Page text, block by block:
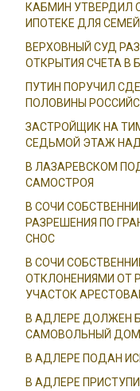
КАБМИН УТВЕРДИЛ
ИПОТЕКЕ ДЛЯ
ВЕРХОВНЫЙ СУД
ОТКРЫТИЯ СЧЕТА В
ПУТИН ПОРУЧИЛ
ПОЛОВИНЫ
ЗАСТРОЙЩИК НА
СЕДЬМОЙ ЭТАЖ
В ЛАЗАРЕВСКОМ
САМОСТРОЯ
В СОЧИ
РАЗРЕШЕНИЯ ПО
СНОС
В СОЧИ
ОТКЛОНЕНИЯМИ ОТ
УЧАСТОК
В АДЛЕРЕ ДОЛЖЕН
САМОВОЛЬНЫЙ ДОМ
В АДЛЕРЕ ПОДАН
В АДЛЕРЕ